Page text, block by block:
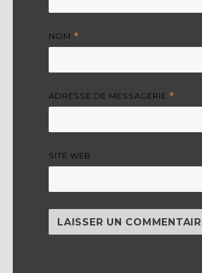
NOM *
ADRESSE DE MESSAGERIE *
SITE WEB